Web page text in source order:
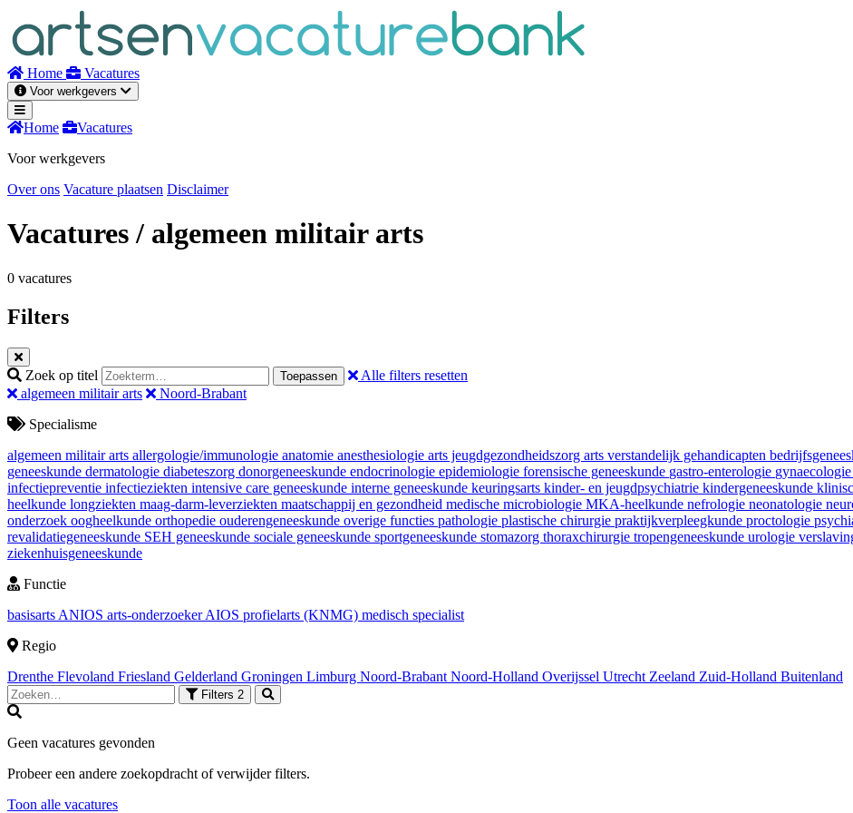
inhoud
Home Vacatures
Voor werkgevers
Home
Vacatures
Voor werkgevers
Over ons Vacature plaatsen Disclaimer
Vacatures/ algemeen militair arts
0 vacatures
Filters
Zoek op titel Toepassen
Alle filters resetten
algemeen militair arts
Noord-Brabant
Specialisme
algemeen militair arts allergologie/immunologie anatomie anesthesiologie arts jeugdgezondheidszorg arts verstandelijk gehandicapten
geneeskunde dermatologie diabeteszorg donorgeneeskunde endocrinologie epidemiologie forensische geneeskunde gastro-enterologie
infectiepreventie infectieziekten intensive care geneeskunde interne geneeskunde keuringsarts kinder- en jeugdpsychiatrie kindergeneeskunde
heelkunde longziekten maag-darm-leverziekten maatschappij en gezondheid medische microbiologie MKA-heelkunde nefrologie neonatologie
onderzoek oogheelkunde orthopedie ouderengeneeskunde overige functies pathologie plastische chirurgie praktijkverpleegkunde proctologie
revalidatiegeneeskunde SEH geneeskunde sociale geneeskunde sportgeneeskunde stomazorg thoraxchirurgie tropengeneeskunde urologie
ziekenhuisgeneeskunde
Functie
basisarts ANIOS arts-onderzoekerAIOS profielarts (KNMG) medisch specialist
Regio
Drenthe Flevoland Friesland Gelderland Groningen Limburg Noord-Brabant Noord-Holland Overijssel Utrecht Zeeland Zuid-Holland Buitenland
Filters 2
Geen vacatures gevonden
Probeer een andere zoekopdracht of verwijder filters.
Toon alle vacatures